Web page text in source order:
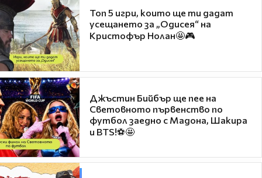
Топ 5 игри, които ще ти дадат
усещането за „Одисея“ на
Кристофър Нолан🤩🎮
Джъстин Бийбър ще пее на
Световното първенство по
футбол заедно с Мадона, Шакира
и BTS!⚽🤩